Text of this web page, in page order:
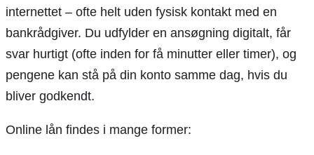
internettet – ofte helt uden fysisk kontakt med en
bankrådgiver. Du udfylder en ansøgning digitalt, får
svar hurtigt (ofte inden for få minutter eller timer), og
pengene kan stå på din konto samme dag, hvis du
bliver godkendt.
Online lån findes i mange former: